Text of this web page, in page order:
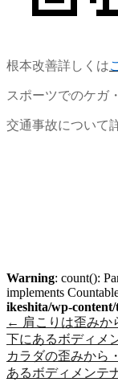
根本改善詳しくは
スポーツでのケガ
交通事故について
Warning: count():
implements
ikeshita/wp-
← 肩こりは歪み
下にあるボディメ
カラダの歪みから
あるボディメンテ